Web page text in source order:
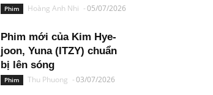
Phim Hoàng Anh Nhi -05/07/2026
Phim mới của Kim Hye-
joon, Yuna (ITZY) chuẩn
bị lên sóng
Phim Thu Phuong -03/07/2026